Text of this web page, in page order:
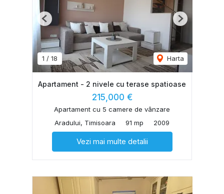
1 / 18 Harta
Previous Next
Apartament - 2 nivele cu terase spatioase
215,000 €
Apartament cu 5 camere de vânzare
Aradului, Timisoara
91 mp 2009
Vezi mai multe detalii